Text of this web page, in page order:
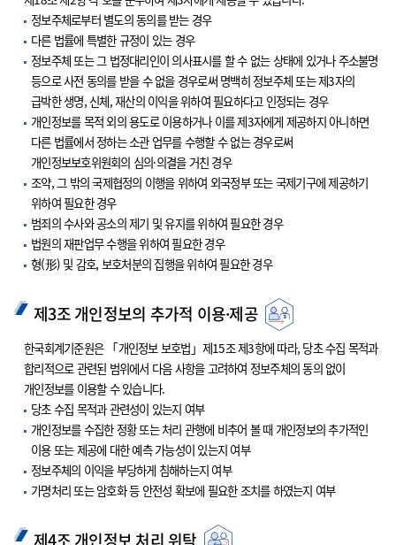
정보주체로부터 별도의 동의를 받는 경우
다른 법률에 특별한 규정이 있는 경우
정보주체 또는 그 법정대리인이 의사표시를 할 수 없는 상태에 있거나 주소불명
등으로 사전 동의를 받을 수 없을 경우로써 명백히 정보주체 또는 제3자의
급박한 생명, 신체, 재산의 이익을 위하여 필요하다고 인정되는 경우
개인정보를 목적 외의 용도로 이용하거나 이를 제3자에게 제공하지 아니하면
다른 법률에서 정하는 소관 업무를 수행할 수 없는 경우로써
개인정보보호위원회의 심의·의결을 거친 경우
조약, 그 밖의 국제협정의 이행을 위하여 외국정부 또는 국제기구에 제공하기
위하여 필요한 경우
범죄의 수사와 공소의 제기 및 유지를 위하여 필요한 경우
법원의 재판업무 수행을 위하여 필요한 경우
형(形) 및 감호, 보호처분의 집행을 위하여 필요한 경우
제3조 개인정보의 추가적 이용·제공
한국회계기준원은 「개인정보 보호법」제15조 제3항에 따라, 당초 수집 목적과
합리적으로 관련된 범위에서 다음 사항을 고려하여 정보주체의 동의 없이
개인정보를 이용할 수 있습니다.
당초 수집 목적과 관련성이 있는지 여부
개인정보를 수집한 정황 또는 처리 관행에 비추어 볼 때 개인정보의 추가적인
이용 또는 제공에 대한 예측 가능성이 있는지 여부
정보주체의 이익을 부당하게 침해하는지 여부
가명처리 또는 암호화 등 안전성 확보에 필요한 조치를 하였는지 여부